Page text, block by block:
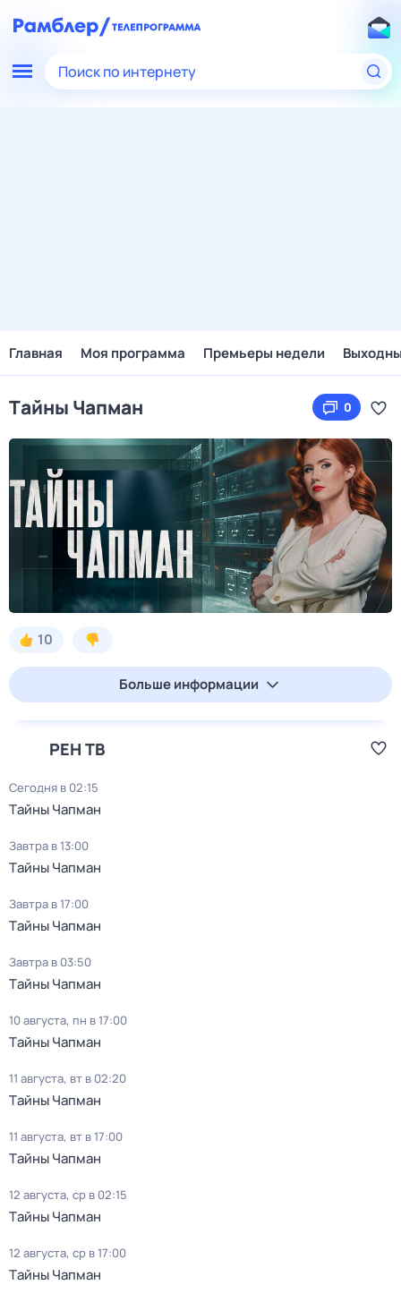
Поиск по интернету
Главная Моя программа Премьеры недели
Тaйны Чапман 0
10
Больше информации
РЕН ТВ
Сегодня в 02:15
Тaйны Чапман
Завтра в 13:00
Тaйны Чапман
Завтра в 17:00
Тaйны Чапман
Завтра в 03:50
Тaйны Чапман
10 августа, пн в 17:00
Тaйны Чапман
11 августа, вт в 02:20
Тaйны Чапман
11 августа, вт в 17:00
Тaйны Чапман
12 августа, ср в 02:15
Тaйны Чапман
12 августа, ср в 17:00
Тaйны Чапман